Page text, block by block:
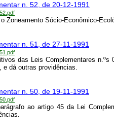
n. 52, de 20-12-1991
Zoneamento Sócio-Econômico-
n. 51, de 27-11-1991
das Leis Complementares
e dá outras providências.
n. 50, de 19-11-1991
ao artigo 45 da Lei